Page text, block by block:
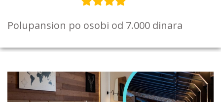
Polupansion po osobi od 7.000 dinara